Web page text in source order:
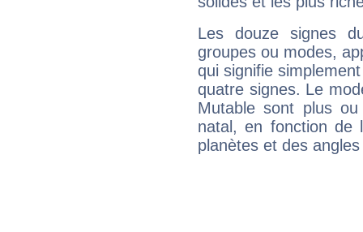
Les douze signes
groupes ou modes,
qui signifie
quatre signes. Le
Mutable sont plus
natal, en fonction de
planètes et des